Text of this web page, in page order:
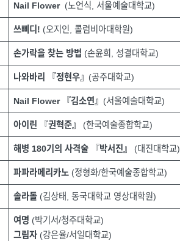
Nail Flower(노언식, 서울예술대학교)
쓰삐디! (오지인, 콜럼비아대학원)
손가락을 찾는 방법 (손윤희, 성결대학교)
나와바리 『정현우』 (공주대학교)
Nail Flower『김소연』 (서울예술대학교)
아이린 『권혁준』 (한국예술종합학교)
해병 180기의 사격술 『박서진』 (대진대학교)
파파라메리카노 (정형화/한국예술종합학교)
솔라돌 (김상태, 동국대학교 영상대학원)
여명 (박기서/청주대학교)
그림자 (강은율/서일대학교)